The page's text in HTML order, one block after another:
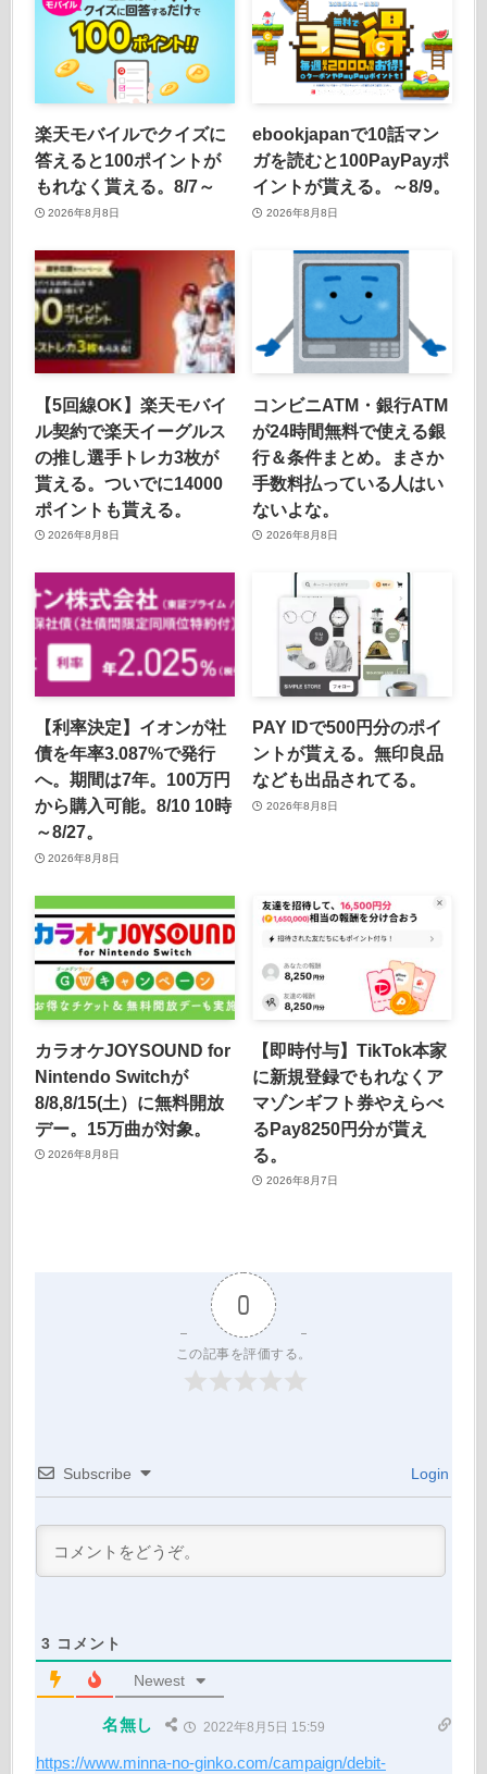
楽天モバイルでクイズに
答えると100ポイントが
もれなく貰える。8/7～
2026年8月8日
ebookjapanで10話マン
ガを読むと100PayPayポ
イントが貰える。～8/9。
2026年8月8日
【5回線OK】楽天モバイ
ル契約で楽天イーグルス
の推し選手トレカ3枚が
貰える。ついでに14000
ポイントも貰える。
2026年8月8日
コンビニATM・銀行ATM
が24時間無料で使える銀
行＆条件まとめ。まさか
手数料払っている人はい
ないよな。
2026年8月8日
【利率決定】イオンが社
債を年率3.087%で発行
へ。期間は7年。100万円
から購入可能。8/10 10時
～8/27。
2026年8月8日
PAY IDで500円分のポイ
ントが貰える。無印良品
なども出品されてる。
2026年8月8日
カラオケJOYSOUND for
Nintendo Switchが
8/8,8/15(土）に無料開放
デー。15万曲が対象。
2026年8月8日
【即時付与】TikTok本家
に新規登録でもれなくア
マゾンギフト券やえらべ
るPay8250円分が貰え
る。
2026年8月7日
0
この記事を評価する。
Subscribe Login
3 コメント
Newest
名無し 2022年8月5日 15:59
https://www.minna-no-ginko.com/campaign/debit-